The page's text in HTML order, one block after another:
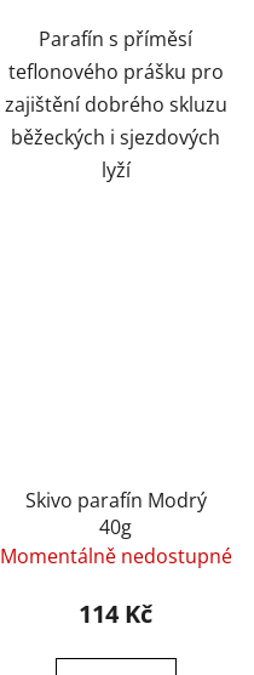
Parafín s příměsí
teflonového prášku pro
zajištění dobrého skluzu
běžeckých i sjezdových
lyží
Skivo parafín Modrý
40g
Momentálně nedostupné
114 Kč